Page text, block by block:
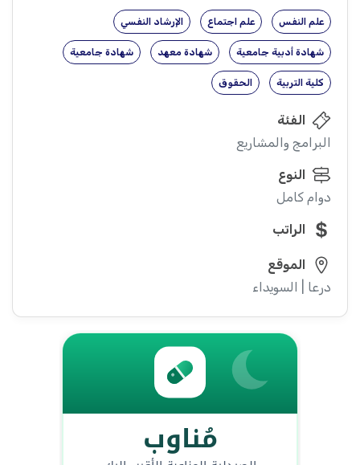
علم النفس علم اجتماع الإرشاد النفسي
شهادة أدبية جامعية شهادة معهد شهادة جامعية
كلية التربية الحقوق
الفئة
البرامج والمشاريع
النوع
دوام كامل
الراتب
الموقع
درعا | السويداء